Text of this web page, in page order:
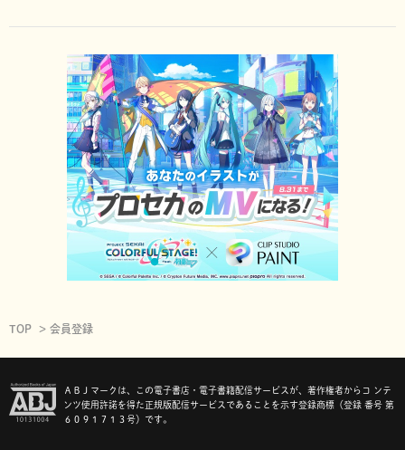
TOP 会員登録
ＡＢＪマークは、この電子書店・電子書籍配信サービスが、著作権者からコ ンテ
ンツ使用許諾を得た正規版配信サービスであることを示す登録商標（登録 番号 第
６０９１７１３号）です。